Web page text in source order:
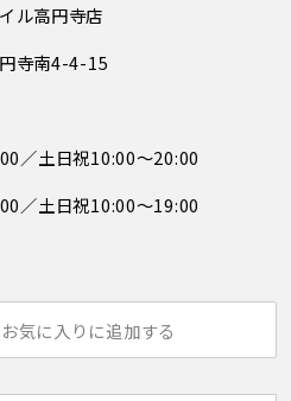
ル高円寺店
寺南4-4-15
／土日祝10:00～20:00
／土日祝10:00～19:00
気に入りに追加する